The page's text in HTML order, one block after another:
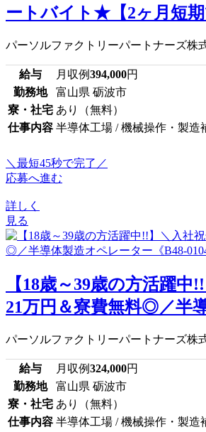
ートバイト★【2ヶ月短期
パーソルファクトリーパートナーズ株
給与 月収例394,000円
勤務地
富山県 砺波市
寮・社宅 あり（無料）
仕事内容 半導体工場 / 機械操作・製造
＼最短45秒で完了／
応募へ進む
詳しく
見る
【18歳～39歳の方活躍中
21万円＆寮費無料◎／半
パーソルファクトリーパートナーズ株
給与 月収例324,000円
勤務地
富山県 砺波市
寮・社宅 あり（無料）
仕事内容 半導体工場 / 機械操作・製造